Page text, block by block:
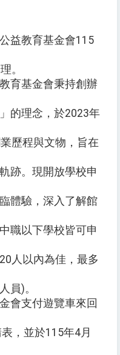
益教育基金會115
。
育基金會秉持創辦
的理念，於2023年
歷程與文物，旨在
跡。現開放學校申
體驗，深入了解館
職以下學校皆可申
人以內為佳，最多
員)。
會支付遊覽車來回
，並於115年4月